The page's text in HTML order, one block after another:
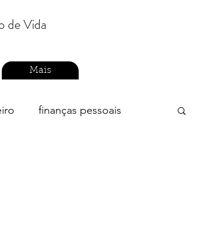
de Vida
Mais
finanças pessoais